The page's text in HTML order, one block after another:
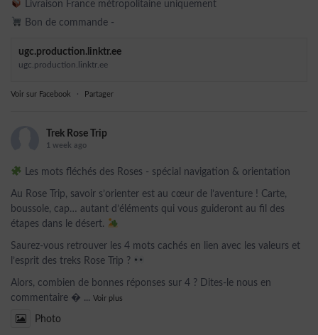
Livraison France métropolitaine uniquement
Bon de commande -
ugc.production.linktr.ee
ugc.production.linktr.ee
Voir sur Facebook · Partager
Trek Rose Trip
1 week ago
Les mots fléchés des Roses - spécial navigation & orientation
Au Rose Trip, savoir s’orienter est au cœur de l’aventure ! Carte,
boussole, cap… autant d’éléments qui vous guideront au fil des
étapes dans le désert.
Saurez-vous retrouver les 4 mots cachés en lien avec les valeurs et
l’esprit des treks Rose Trip ?
Alors, combien de bonnes réponses sur 4 ? Dites-le nous en
commentaire  ... Voir plus
Photo